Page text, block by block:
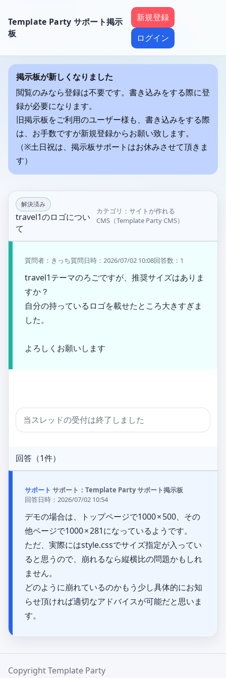
Template Party サポート掲示
板
新規登録
ログイン
掲示板が新しくなりました
閲覧のみなら登録は不要です。書き込みをする際に登
録が必要になります。
旧掲示板をご利用のユーザー様も、書き込みをする際
は、お手数ですが新規登録からお願い致します。
（※土日祝は、掲示板サポートはお休みさせて頂きま
す）
解決済み
travel1のロゴについ
て
カテゴリ：サイトが作れる
CMS（Template Party CMS）
質問者：きっち質問日時：2026/07/02 10:08回答数：1
travel1テーマのろごですが、推奨サイズはありま
すか？
自分の持っているロゴを載せたところ大きすぎま
した。
よろしくお願いします
当スレッドの受付は終了しました
回答（1件）
サポート：Template Party サポート掲示板
回答日時：2026/07/02 10:54
デモの場合は、トップページで1000 × 500、その
他ページで1000 × 281になっているようです。
ただ、実際にはstyle.cssでサイズ指定が入ってい
ると思うので、崩れるなら縦横比の問題かもしれ
ません。
どのように崩れているのかもう少し具体的にお知
らせ頂ければ適切なアドバイスが可能だと思いま
す。
Copyright Template Party